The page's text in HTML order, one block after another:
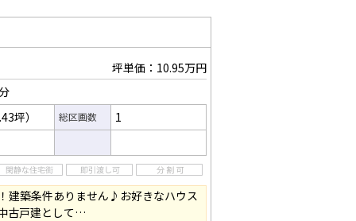
坪単価：10.95万円
坪）
総区画数 1
建築条件ありません♪お好きなハウス
古戸建として…